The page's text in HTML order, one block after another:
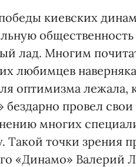
киевских
лад. Многим
любимцев
оптимизма лежала,
бездарно провел
многих
Такой точки зрения
«Динамо» Валерий